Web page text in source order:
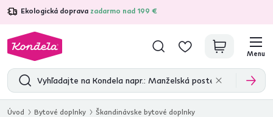
Ekologická doprava zadarmo nad 199 €
4,7 31 211overených produktových recenzií
Menu
Úvod Bytové doplnky Škandinávske bytové doplnky